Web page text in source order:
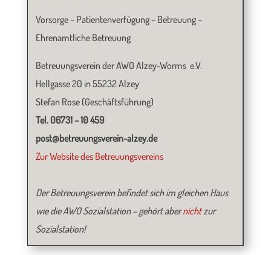
Vorsorge – Patientenverfügung – Betreuung –
Ehrenamtliche Betreuung
Betreuungsverein der AWO Alzey-Worms e.V.
Hellgasse 20 in 55232 Alzey
Stefan Rose (Geschäftsführung)
Tel. 06731 – 10 459
post@betreuungsverein-alzey.de
Zur Website des Betreuungsvereins
Der Betreuungsverein befindet sich im gleichen Haus
wie die AWO Sozialstation – gehört abernichtzur
Sozialstation!